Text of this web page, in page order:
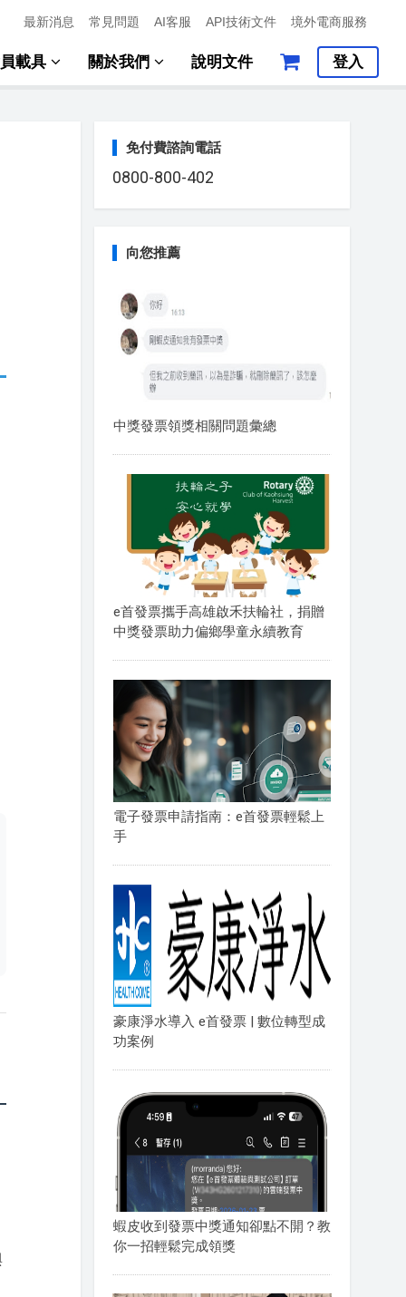
最新消息 常見問題 AI客服 API技術文件 境外電商服務
載具 關於我們 說明文件 登入
免付費諮詢電話
0800-800-402
向您推薦
中獎發票領獎相關問題彙總
e首發票攜手高雄啟禾扶輪社，捐贈
中獎發票助力偏鄉學童永續教育
電子發票申請指南：e首發票輕鬆上
手
豪康淨水導入 e首發票 | 數位轉型成
功案例
蝦皮收到發票中獎通知卻點不開？教
你一招輕鬆完成領獎